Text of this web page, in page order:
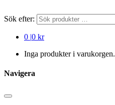
Sök efter:
0 |0 kr
Inga produkter i varukorgen.
Navigera